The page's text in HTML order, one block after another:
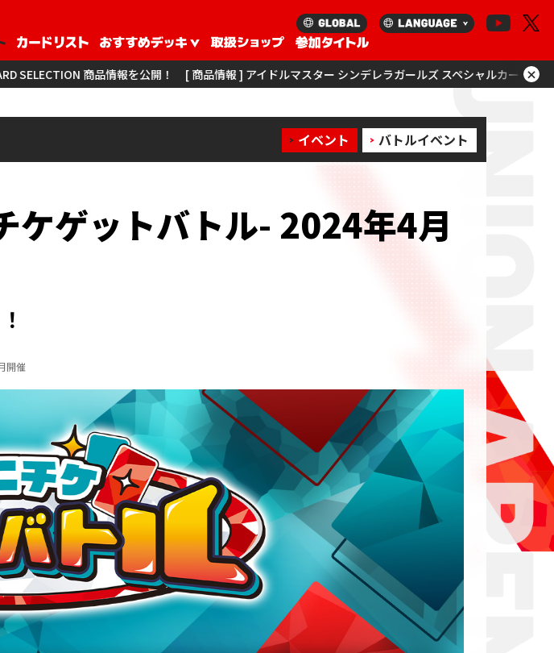
公開！ [ 商品情報 ] アイドルマスター シンデレラガールズ スペシャルカードサプライセットを更新！ [
×
イベント バトルイベント
ケゲットバトル- 2024年4月
開催